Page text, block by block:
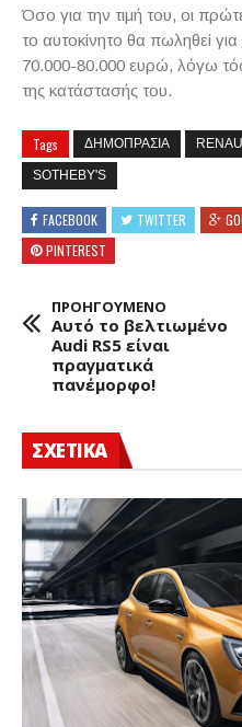
Όσο για την τιμή του, οι
το αυτοκίνητο θα πωληθεί
70.000-80.000 ευρώ, λόγω
της κατάστασής του.
Tags ΔΗΜΟΠΡΑΣΙΑ
SOTHEBY'S
FACEBOOK TWITTER
PINTEREST
ΠΡΟΗΓΟΥΜΕΝΟ
Αυτό το βελτιωμένο
Audi RS5 είναι
πραγματικά
πανέμορφο!
ΣΧΕΤΙΚΑ